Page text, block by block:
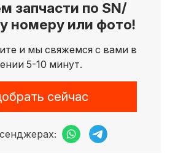
запчасти по SN/
номеру или фото!
и мы свяжемся с вами в
5-10 минут.
сейчас